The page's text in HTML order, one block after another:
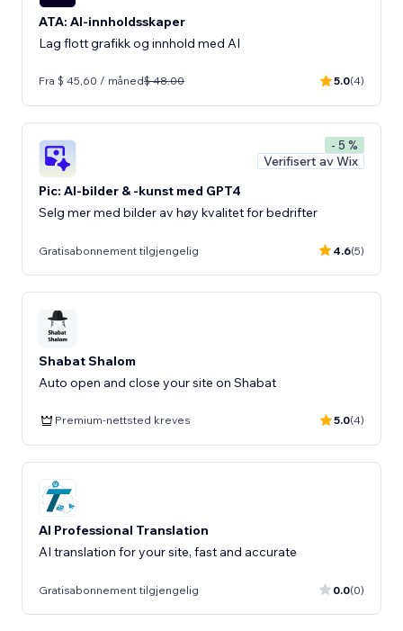
ATA: AI-innholdsskaper
Lag flott grafikk og innhold med AI
Fra $ 45,60 / måned$ 48.00 5.0(4)
- 5 %
Verifisert av Wix
Pic: AI-bilder & -kunst med GPT4
Selg mer med bilder av høy kvalitet for bedrifter
Gratisabonnement tilgjengelig 4.6(5)
Shabat Shalom
Auto open and close your site on Shabat
Premium-nettsted kreves 5.0(4)
AI Professional Translation
AI translation for your site, fast and accurate
Gratisabonnement tilgjengelig 0.0(0)